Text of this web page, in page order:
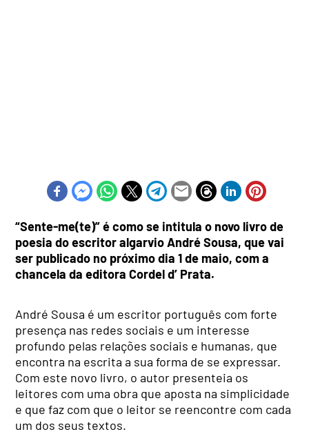
“Sente-me(te)” é como se intitula o novo livro de
poesia do escritor algarvio André Sousa, que vai
ser publicado no próximo dia 1 de maio, com a
chancela da editora Cordel d’ Prata.
André Sousa é um escritor português com forte
presença nas redes sociais e um interesse
profundo pelas relações sociais e humanas, que
encontra na escrita a sua forma de se expressar.
Com este novo livro, o autor presenteia os
leitores com uma obra que aposta na simplicidade
e que faz com que o leitor se reencontre com cada
um dos seus textos.